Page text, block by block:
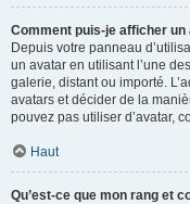
Comment puis-je afficher un
Depuis votre panneau
un avatar en utilisant l’une
galerie, distant ou importé.
avatars et décider de la
pouvez pas utiliser d’avatar,
Haut
Qu’est-ce que mon rang et